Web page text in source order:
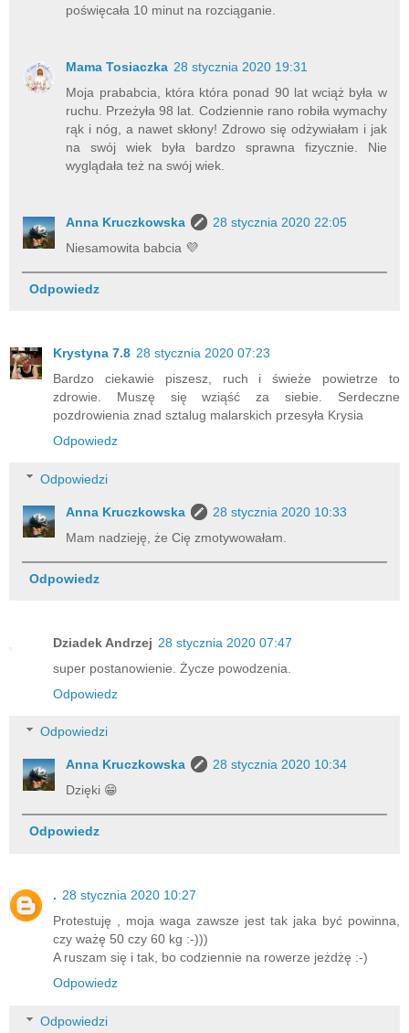
poświęcała 10 minut na rozciąganie.
Mama Tosiaczka 28 stycznia 2020 19:31
Moja prababcia, która która ponad 90 lat wciąż była w
ruchu. Przeżyła 98 lat. Codziennie rano robiła wymachy
rąk i nóg, a nawet skłony! Zdrowo się odżywiałam i jak
na swój wiek była bardzo sprawna fizycznie. Nie
wyglądała też na swój wiek.
Anna Kruczkowska
28 stycznia 2020 22:05
Niesamowita babcia 💜
Odpowiedz
Krystyna 7.8 28 stycznia 2020 07:23
Bardzo ciekawie piszesz, ruch i świeże powietrze to
zdrowie. Muszę się wziąść za siebie. Serdeczne
pozdrowienia znad sztalug malarskich przesyła Krysia
Odpowiedz
Odpowiedzi
Anna Kruczkowska
28 stycznia 2020 10:33
Mam nadzieję, że Cię zmotywowałam.
Odpowiedz
Dziadek Andrzej 28 stycznia 2020 07:47
super postanowienie. Życze powodzenia.
Odpowiedz
Odpowiedzi
Anna Kruczkowska
28 stycznia 2020 10:34
Dzięki 😁
Odpowiedz
. 28 stycznia 2020 10:27
Protestuję , moja waga zawsze jest tak jaka być powinna,
czy ważę 50 czy 60 kg :-)))
A ruszam się i tak, bo codziennie na rowerze jeżdżę :-)
Odpowiedz
Odpowiedzi